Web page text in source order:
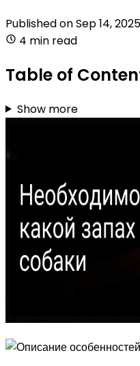
Published onSep 14, 2025
4 min read
Table of
Show more